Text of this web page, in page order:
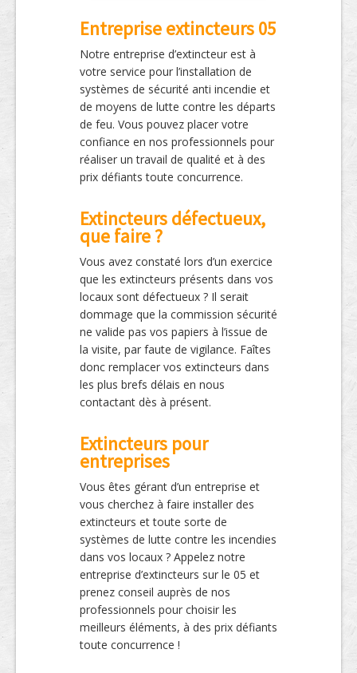
Entreprise extincteurs 05
Notre entreprise d’extincteur est à
votre service pour l’installation de
systèmes de sécurité anti incendie et
de moyens de lutte contre les départs
de feu. Vous pouvez placer votre
confiance en nos professionnels pour
réaliser un travail de qualité et à des
prix défiants toute concurrence.
Extincteurs défectueux,
que faire ?
Vous avez constaté lors d’un exercice
que les extincteurs présents dans vos
locaux sont défectueux ? Il serait
dommage que la commission sécurité
ne valide pas vos papiers à l’issue de
la visite, par faute de vigilance. Faîtes
donc remplacer vos extincteurs dans
les plus brefs délais en nous
contactant dès à présent.
Extincteurs pour
entreprises
Vous êtes gérant d’un entreprise et
vous cherchez à faire installer des
extincteurs et toute sorte de
systèmes de lutte contre les incendies
dans vos locaux ? Appelez notre
entreprise d’extincteurs sur le 05 et
prenez conseil auprès de nos
professionnels pour choisir les
meilleurs éléments, à des prix défiants
toute concurrence !